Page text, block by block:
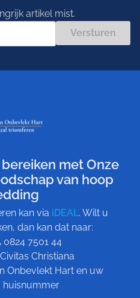
artikel mist.
Versturen
met Onze
van hoop
kan via iDEAL. Wilt u
dan kan dat naar:
0824 7501 44
Christiana
Onbevlekt Hart en uw
huisnummer